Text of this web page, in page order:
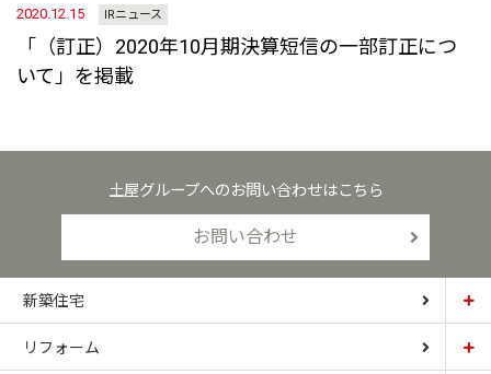
2020.12.15 IRニュース
「（訂正）2020年10月期決算短信の一部訂正につ
いて」を掲載
土屋グループへのお問い合わせはこちら
お問い合わせ
新築住宅
土屋ホーム
リフォーム